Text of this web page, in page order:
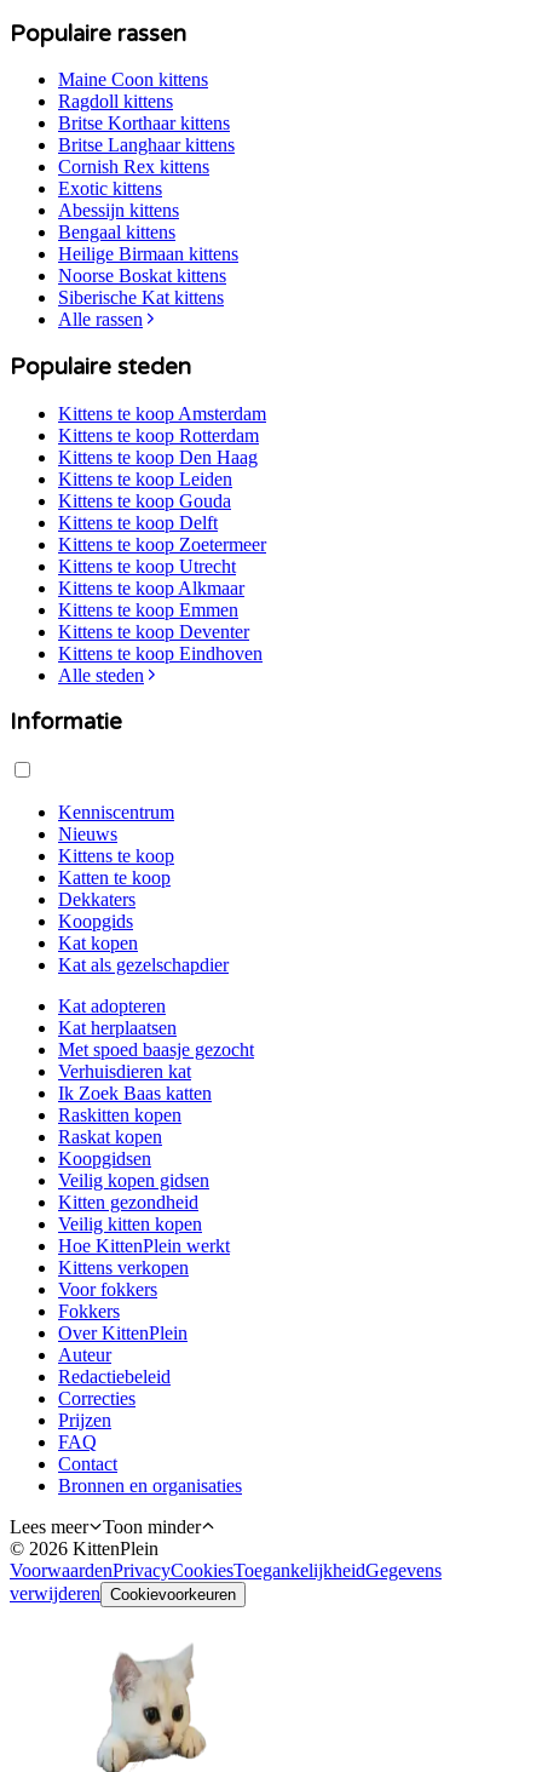
Populaire rassen
Maine Coon kittens
Ragdoll kittens
Britse Korthaarkittens
Britse Langhaarkittens
Cornish Rex kittens
Exotic kittens
Abessijn kittens
Bengaal kittens
Heilige Birmaan kittens
Noorse Boskat kittens
Siberische Kat kittens
Alle rassen
Populaire steden
Kittens te koop Amsterdam
Kittens te koop Rotterdam
Kittens te koop Den Haag
Kittens te koop Leiden
Kittens te koop Gouda
Kittens te koop Delft
Kittens te koop Zoetermeer
Kittens te koop Utrecht
Kittens te koop Alkmaar
Kittens te koop Emmen
Kittens te koop Deventer
Kittens te koop Eindhoven
Alle steden
Informatie
Kenniscentrum
Nieuws
Kittens te koop
Katten te koop
Dekkaters
Koopgids
Kat kopen
Kat als gezelschapdier
Kat adopteren
Kat herplaatsen
Met spoed baasje gezocht
Verhuisdieren kat
Ik Zoek Baas katten
Raskitten kopen
Raskat kopen
Koopgidsen
Veilig kopen gidsen
Kitten gezondheid
Veilig kitten kopen
Hoe KittenPlein werkt
Kittens verkopen
Voor fokkers
Fokkers
Over KittenPlein
Auteur
Redactiebeleid
Correcties
Prijzen
FAQ
Contact
Bronnen en organisaties
Lees meer
Toon minder
© 2026 KittenPlein
VoorwaardenPrivacyCookiesToegankelijkheidGegevens
verwijderen Cookievoorkeuren